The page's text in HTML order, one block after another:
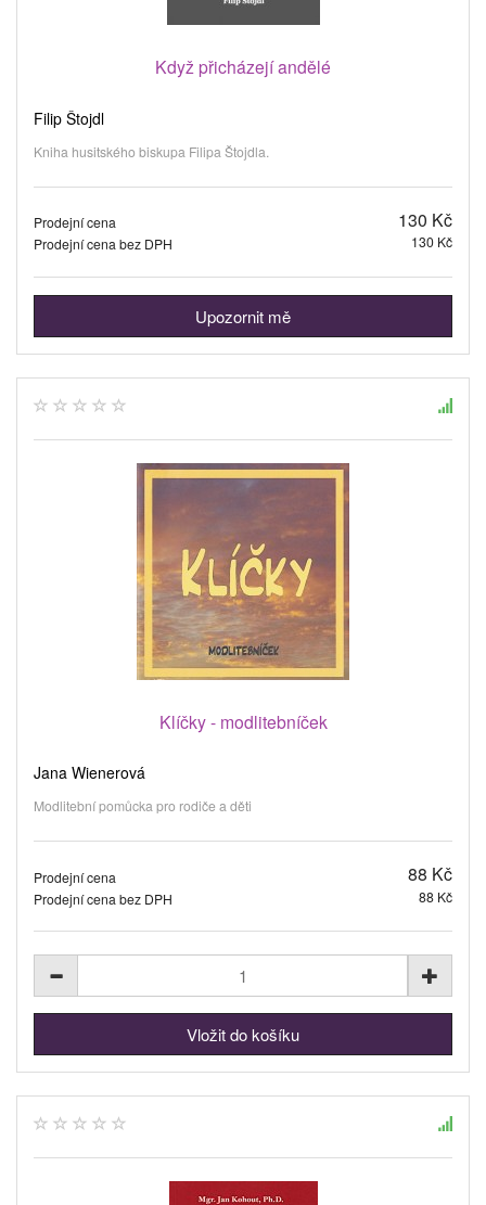
Když přicházejí andělé
Filip Štojdl
Kniha husitského biskupa Filipa Štojdla.
Prodejní cena 130 Kč
Prodejní cena bez DPH 130 Kč
Upozornit mě
Klíčky - modlitebníček
Jana Wienerová
Modlitební pomůcka pro rodiče a děti
Prodejní cena 88 Kč
Prodejní cena bez DPH 88 Kč